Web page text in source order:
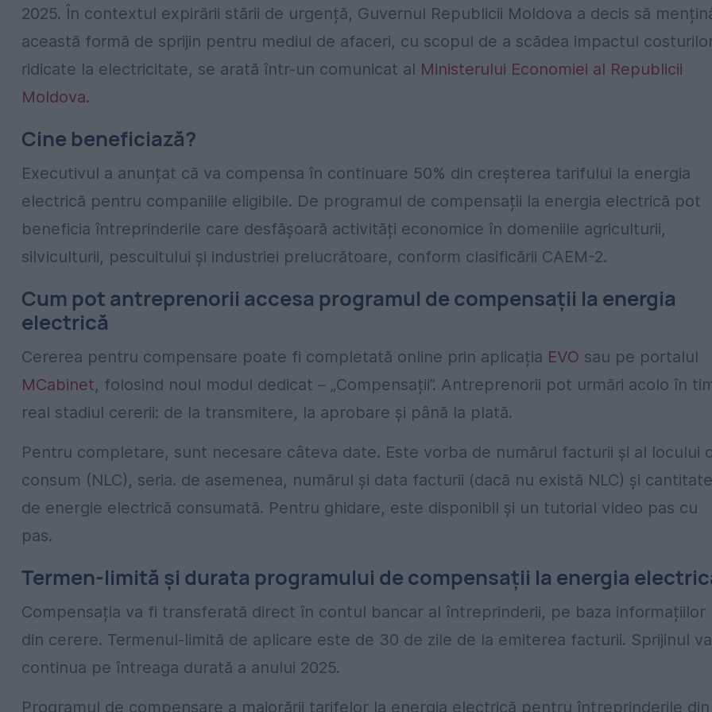
2025. În contextul expirării stării de urgență, Guvernul Republicii Moldova a decis să
această formă de sprijin pentru mediul de afaceri, cu scopul de a scădea impactul
ridicate la electricitate, se arată într-un comunicat al Ministerului Economiei al Republicii
Moldova.
Cine beneficiază?
Executivul a anunțat că va compensa în continuare 50% din creșterea tarifului la energia
electrică pentru companiile eligibile. De programul de compensații la energia electrică pot
beneficia întreprinderile care desfășoară activități economice în domeniile agriculturii,
silviculturii, pescuitului și industriei prelucrătoare, conform clasificării CAEM-2.
Cum pot antreprenorii accesa programul de compensații la energia
electrică
Cererea pentru compensare poate fi completată online prin aplicația EVO sau pe portalul
MCabinet, folosind noul modul dedicat – „Compensații”. Antreprenorii pot urmări acolo în
real stadiul cererii: de la transmitere, la aprobare și până la plată.
Pentru completare, sunt necesare câteva date. Este vorba de numărul facturii și al locului
consum (NLC), seria. de asemenea, numărul și data facturii (dacă nu există NLC) și
de energie electrică consumată. Pentru ghidare, este disponibil și un tutorial video pas cu
pas.
Termen-limită și durata programului de compensații la energia
Compensația va fi transferată direct în contul bancar al întreprinderii, pe baza informațiilor
din cerere. Termenul-limită de aplicare este de 30 de zile de la emiterea facturii. Sprijinul va
continua pe întreaga durată a anului 2025.
Programul de compensare a majorării tarifelor la energia electrică pentru întreprinderile din